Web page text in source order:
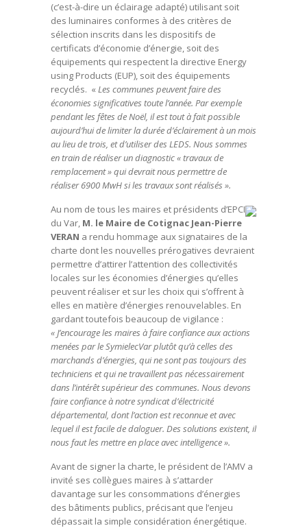
(c’est-à-dire un éclairage adapté) utilisant soit
des luminaires conformes à des critères de
sélection inscrits dans les dispositifs de
certificats d’économie d’énergie, soit des
équipements qui respectent la directive Energy
using Products (EUP), soit des équipements
recyclés. « Les communes peuvent faire des
économies significatives toute l’année. Par exemple
pendant les fêtes de Noël, il est tout à fait possible
aujourd’hui de limiter la durée d’éclairement à un mois
au lieu de trois, et d’utiliser des LEDS. Nous sommes
en train de réaliser un diagnostic « travaux de
remplacement » qui devrait nous permettre de
réaliser 6900 MwH si les travaux sont réalisés ».
Au nom de tous les maires et présidents d’EPCI
du Var, M. le Maire de Cotignac Jean-Pierre
VERAN a rendu hommage aux signataires de la
charte dont les nouvelles prérogatives devraient
permettre d’attirer l’attention des collectivités
locales sur les économies d’énergies qu’elles
peuvent réaliser et sur les choix qui s’offrent à
elles en matière d’énergies renouvelables. En
gardant toutefois beaucoup de vigilance :
« J’encourage les maires à faire confiance aux actions
menées par le SymielecVar plutôt qu’à celles des
marchands d’énergies, qui ne sont pas toujours des
techniciens et qui ne travaillent pas nécessairement
dans l’intérêt supérieur des communes. Nous devons
faire confiance à notre syndicat d’électricité
départemental, dont l’action est reconnue et avec
lequel il est facile de daloguer. Des solutions existent, il
nous faut les mettre en place avec intelligence ».
Avant de signer la charte, le président de l’AMV a
invité ses collègues maires à s’attarder
davantage sur les consommations d’énergies
des bâtiments publics, précisant que l’enjeu
dépassait la simple considération énergétique.